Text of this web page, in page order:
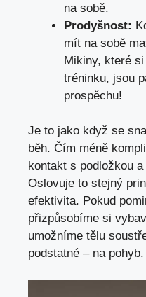
na sobě.
Prodyšnost:
mít na sobě
Mikiny, které
tréninku, jsou
prospěchu!
Je to jako když se
běh. Čím méně
kontakt s podložkou
Oslovuje to stejný
efektivita. Pokud
přizpůsobíme si
umožníme tělu
podstatné – na pohyb.